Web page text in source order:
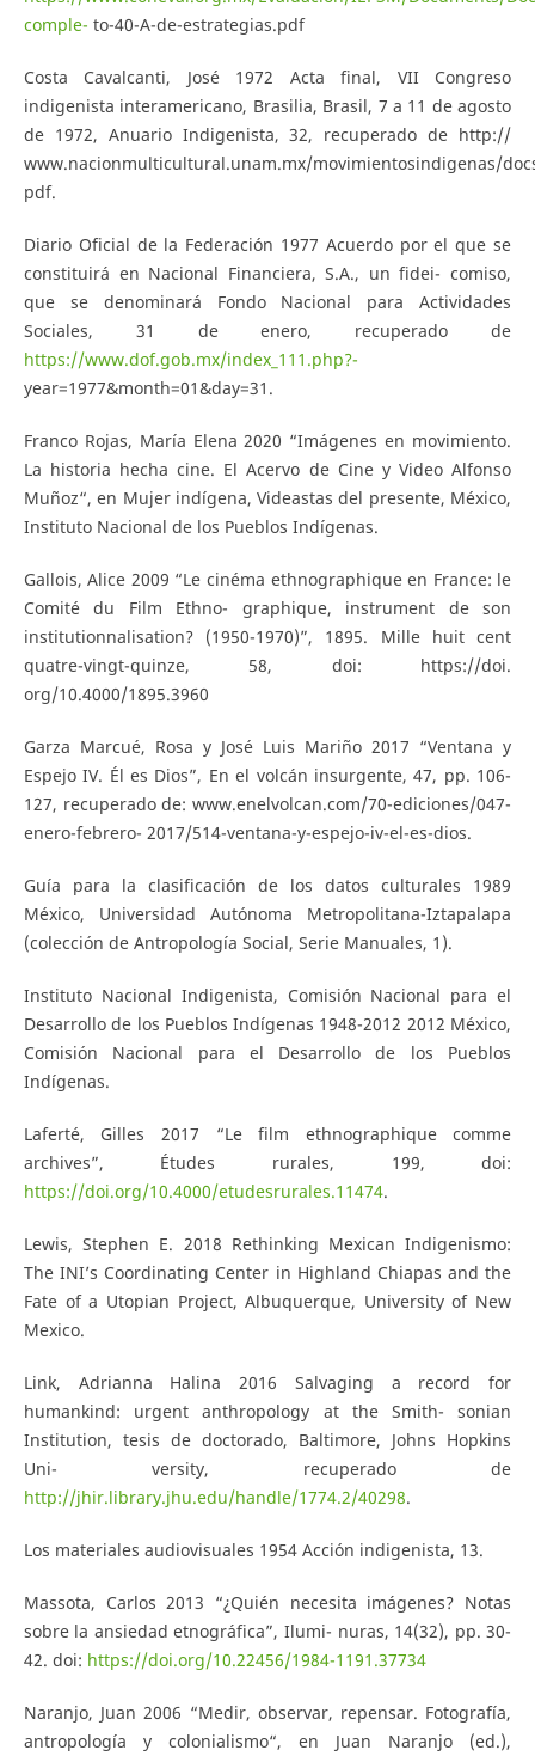
comple- to-40-A-de-estrategias.pdf
Costa Cavalcanti, José 1972 Acta final, VII Congreso
indigenista interamericano, Brasilia, Brasil, 7 a 11 de agosto
de 1972, Anuario Indigenista, 32, recuperado de http://
www.nacionmulticultural.unam.mx/movimientosindigenas/
pdf.
Diario Oficial de la Federación 1977 Acuerdo por el que se
constituirá en Nacional Financiera, S.A., un fidei- comiso,
que se denominará Fondo Nacional para Actividades
Sociales, 31 de enero, recuperado de
https://www.dof.gob.mx/index_111.php?-
year=1977&month=01&day=31.
Franco Rojas, María Elena 2020 “Imágenes en movimiento.
La historia hecha cine. El Acervo de Cine y Video Alfonso
Muñoz“, en Mujer indígena, Videastas del presente, México,
Instituto Nacional de los Pueblos Indígenas.
Gallois, Alice 2009 “Le cinéma ethnographique en France: le
Comité du Film Ethno- graphique, instrument de son
institutionnalisation? (1950-1970)”, 1895. Mille huit cent
quatre-vingt-quinze, 58, doi: https://doi.
org/10.4000/1895.3960
Garza Marcué, Rosa y José Luis Mariño 2017 “Ventana y
Espejo IV. Él es Dios”, En el volcán insurgente, 47, pp. 106-
127, recuperado de: www.enelvolcan.com/70-ediciones/047-
enero-febrero- 2017/514-ventana-y-espejo-iv-el-es-dios.
Guía para la clasificación de los datos culturales 1989
México, Universidad Autónoma Metropolitana-Iztapalapa
(colección de Antropología Social, Serie Manuales, 1).
Instituto Nacional Indigenista, Comisión Nacional para el
Desarrollo de los Pueblos Indígenas 1948-2012 2012 México,
Comisión Nacional para el Desarrollo de los Pueblos
Indígenas.
Laferté, Gilles 2017 “Le film ethnographique comme
archives”, Études rurales, 199, doi:
https://doi.org/10.4000/etudesrurales.11474.
Lewis, Stephen E. 2018 Rethinking Mexican Indigenismo:
The INI’s Coordinating Center in Highland Chiapas and the
Fate of a Utopian Project, Albuquerque, University of New
Mexico.
Link, Adrianna Halina 2016 Salvaging a record for
humankind: urgent anthropology at the Smith- sonian
Institution, tesis de doctorado, Baltimore, Johns Hopkins
Uni- versity, recuperado de
http://jhir.library.jhu.edu/handle/1774.2/40298.
Los materiales audiovisuales 1954 Acción indigenista, 13.
Massota, Carlos 2013 “¿Quién necesita imágenes? Notas
sobre la ansiedad etnográfica”, Ilumi- nuras, 14(32), pp. 30-
42. doi: https://doi.org/10.22456/1984-1191.37734
Naranjo, Juan 2006 “Medir, observar, repensar. Fotografía,
antropología y colonialismo“, en Juan Naranjo (ed.),